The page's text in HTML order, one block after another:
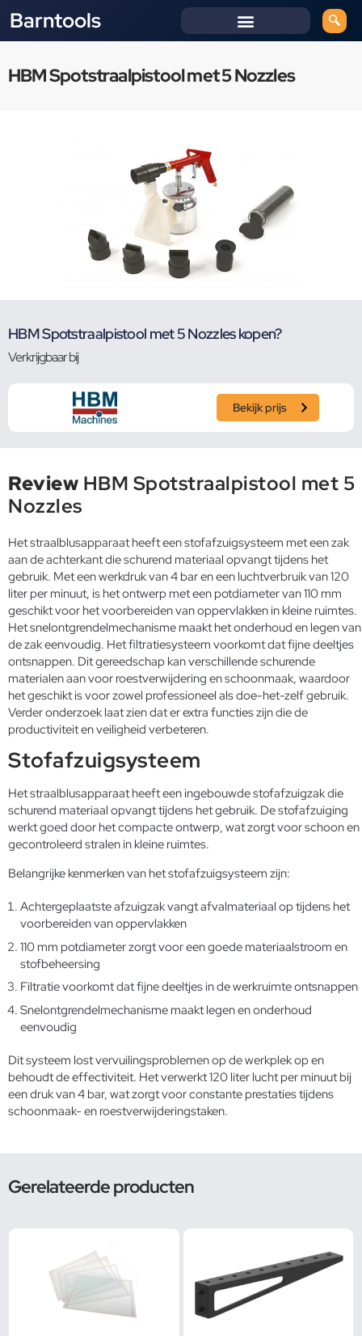
Barntools
HBM Spotstraalpistool met 5 Nozzles
HBM Spotstraalpistool met 5 Nozzles kopen?
Verkrijgbaar bij
Bekijk prijs
Review HBM Spotstraalpistool met 5
Nozzles
Het straalblusapparaat heeft een stofafzuigsysteem met een zak
aan de achterkant die schurend materiaal opvangt tijdens het
gebruik. Met een werkdruk van 4 bar en een luchtverbruik van 120
liter per minuut, is het ontwerp met een potdiameter van 110 mm
geschikt voor het voorbereiden van oppervlakken in kleine ruimtes.
Het snelontgrendelmechanisme maakt het onderhoud en legen van
de zak eenvoudig. Het filtratiesysteem voorkomt dat fijne deeltjes
ontsnappen. Dit gereedschap kan verschillende schurende
materialen aan voor roestverwijdering en schoonmaak, waardoor
het geschikt is voor zowel professioneel als doe-het-zelf gebruik.
Verder onderzoek laat zien dat er extra functies zijn die de
productiviteit en veiligheid verbeteren.
Stofafzuigsysteem
Het straalblusapparaat heeft een ingebouwde stofafzuigzak die
schurend materiaal opvangt tijdens het gebruik. De stofafzuiging
werkt goed door het compacte ontwerp, wat zorgt voor schoon en
gecontroleerd stralen in kleine ruimtes.
Belangrijke kenmerken van het stofafzuigsysteem zijn:
Achtergeplaatste afzuigzak vangt afvalmateriaal op tijdens het
voorbereiden van oppervlakken
110 mm potdiameter zorgt voor een goede materiaalstroom en
stofbeheersing
Filtratie voorkomt dat fijne deeltjes in de werkruimte ontsnappen
Snelontgrendelmechanisme maakt legen en onderhoud
eenvoudig
Dit systeem lost vervuilingsproblemen op de werkplek op en
behoudt de effectiviteit. Het verwerkt 120 liter lucht per minuut bij
een druk van 4 bar, wat zorgt voor constante prestaties tijdens
schoonmaak- en roestverwijderingstaken.
Gerelateerde producten